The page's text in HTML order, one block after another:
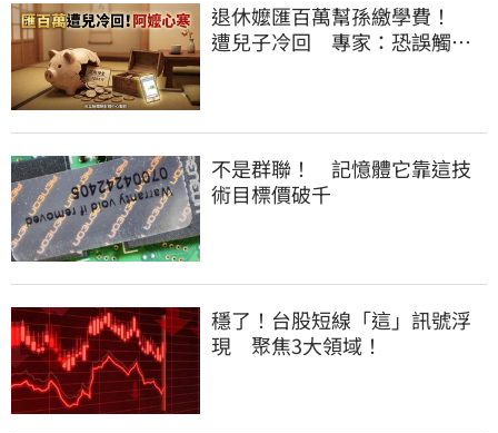
退休嬤匯百萬幫孫繳學費！
遭兒子冷回 專家：恐誤觸贈
不是群聯！ 記憶體它靠這技
術目標價破千
穩了！台股短線「這」訊號浮
現 聚焦3大領域！